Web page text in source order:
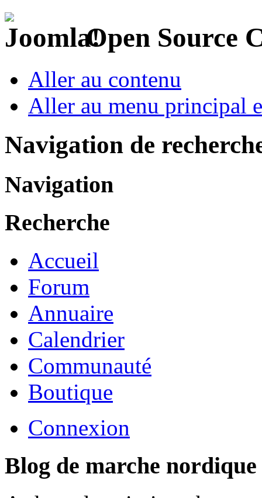
Open Source
Aller au contenu
Aller au menu principal
Navigation de
Navigation
Recherche
Accueil
Forum
Annuaire
Calendrier
Communauté
Boutique
Connexion
Blog de marche nordique